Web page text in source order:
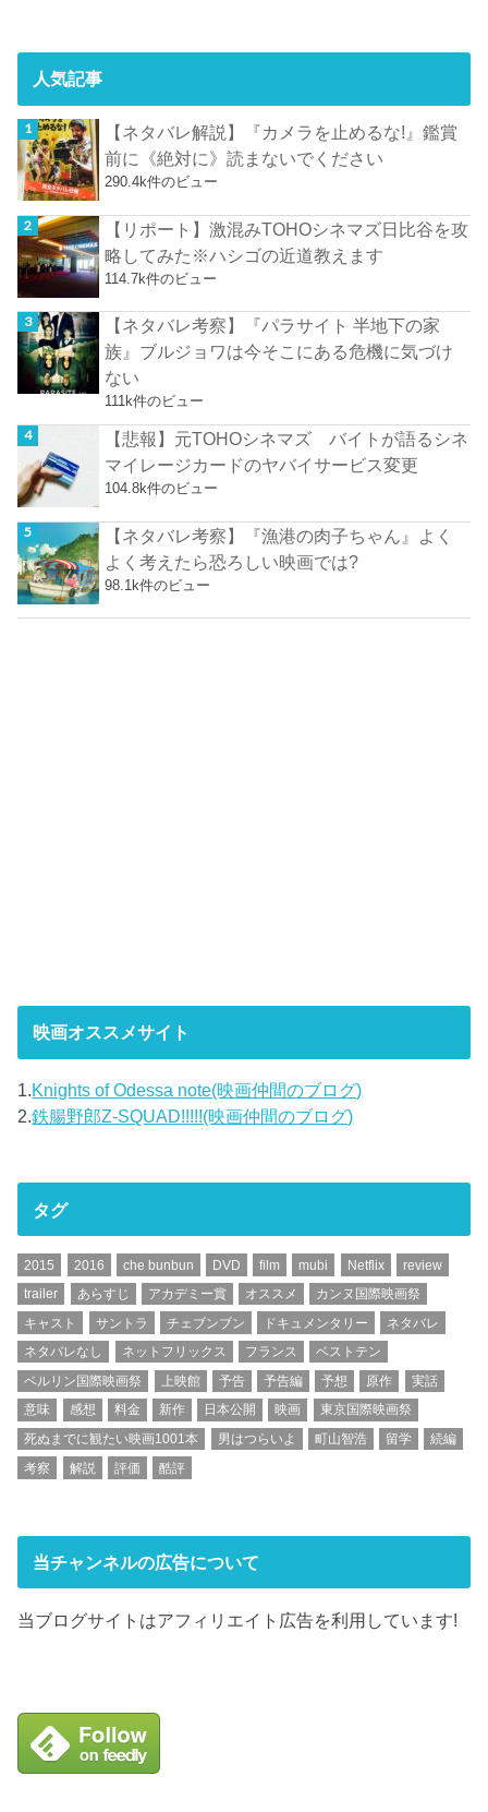
人気記事
【ネタバレ解説】『カメラを止めるな!』鑑賞
前に《絶対に》読まないでください
290.4k件のビュー
【リポート】激混みTOHOシネマズ日比谷を攻
略してみた※ハシゴの近道教えます
114.7k件のビュー
【ネタバレ考察】『パラサイト 半地下の家
族』ブルジョワは今そこにある危機に気づけ
ない
111k件のビュー
【悲報】元TOHOシネマズ バイトが語るシネ
マイレージカードのヤバイサービス変更
104.8k件のビュー
【ネタバレ考察】『漁港の肉子ちゃん』よく
よく考えたら恐ろしい映画では?
98.1k件のビュー
映画オススメサイト
1.Knights of Odessa note(映画仲間のブログ)
2.鉄腸野郎Z-SQUAD!!!!!(映画仲間のブログ)
タグ
2015 2016 che bunbun DVD film mubi Netflix
review
trailer
あらすじ アカデミー賞 オススメ
カンヌ国際映画祭
キャスト
サントラ チェブンブン ドキュメンタリー
ネタバレ
ネタバレなし
ネットフリックス フランス
ベストテン
ベルリン国際映画祭
上映館 予告 予告編 予想 原作
実話
意味
感想 料金 新作 日本公開 映画
東京国際映画祭
死ぬまでに観たい映画1001本
男はつらいよ 町山智浩 留学
続編
考察
解説 評価 酷評
当チャンネルの広告について
当ブログサイトはアフィリエイト広告を利用しています!